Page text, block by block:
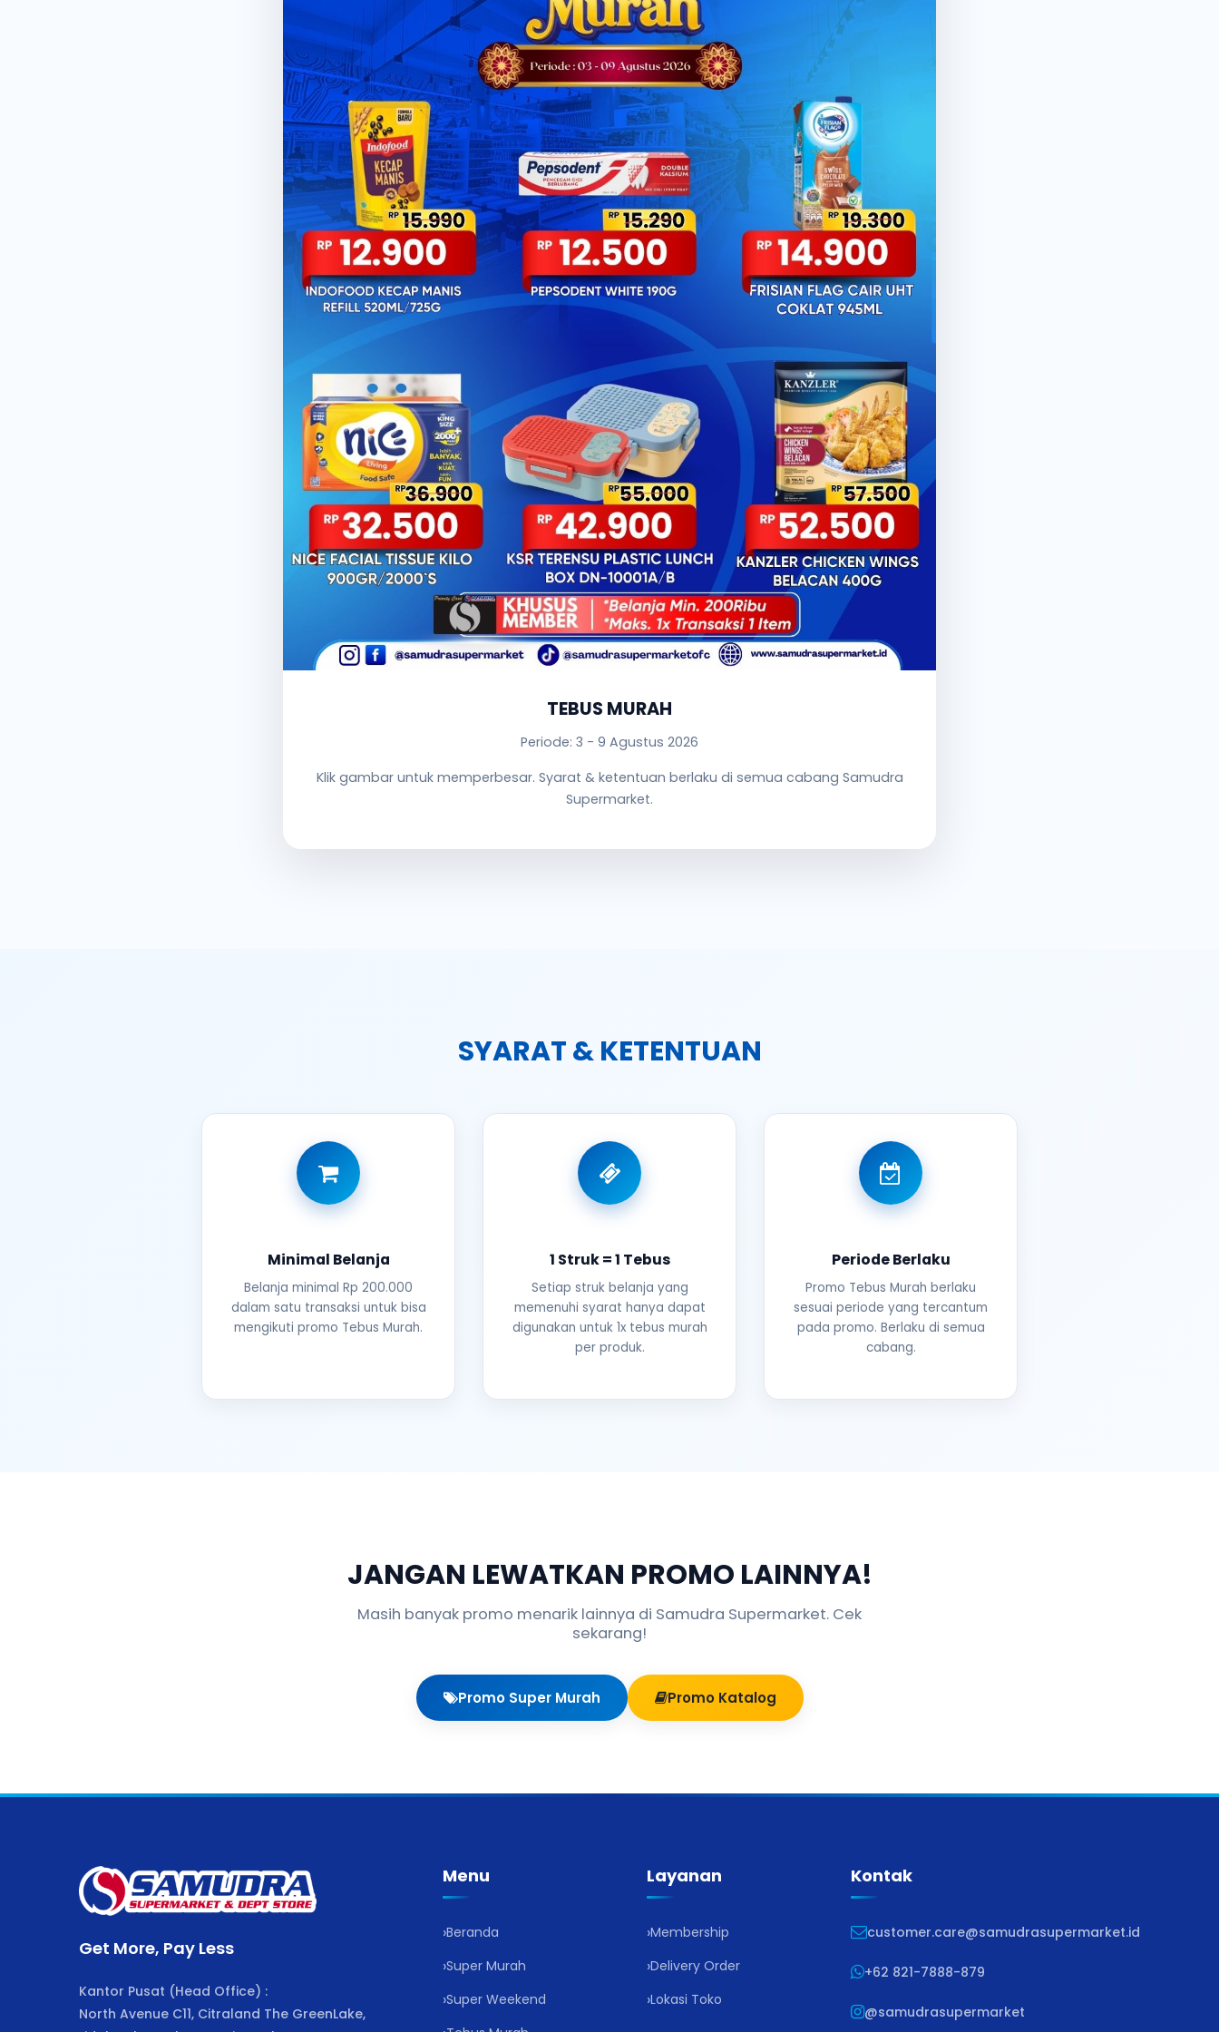
TEBUS MURAH
Periode: 3 - 9 Agustus 2026
Klik gambar untuk memperbesar. Syarat & ketentuan berlaku di semua cabang Samudra
Supermarket.
SYARAT & KETENTUAN
Minimal Belanja
Belanja minimal Rp 200.000
dalam satu transaksi untuk bisa
mengikuti promo Tebus Murah.
1 Struk = 1 Tebus
Setiap struk belanja yang
memenuhi syarat hanya dapat
digunakan untuk 1x tebus murah
per produk.
Periode Berlaku
Promo Tebus Murah berlaku
sesuai periode yang tercantum
pada promo. Berlaku di semua
cabang.
JANGAN LEWATKAN PROMO LAINNYA!
Masih banyak promo menarik lainnya di Samudra Supermarket. Cek
sekarang!
Promo Super Murah Promo Katalog
Get More, Pay Less
Kantor Pusat (Head Office) :
North Avenue C11, Citraland The GreenLake,
Menu
Beranda
Super Murah
Super Weekend
Layanan
Membership
Delivery Order
Lokasi Toko
Kontak
customer.care@samudrasupermarket.id
+62 821-7888-879
@samudrasupermarket